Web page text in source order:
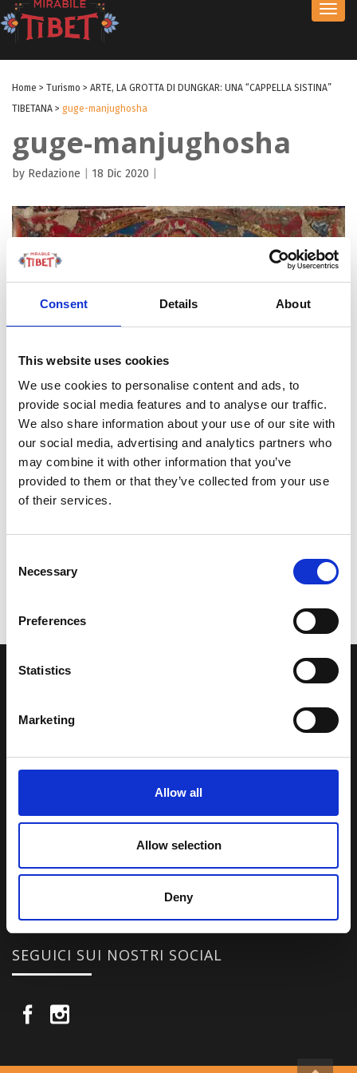
Consent Details About
This website uses cookies
We use cookies to personalise content and ads, to
provide social media features and to analyse our traffic.
We also share information about your use of our site with
our social media, advertising and analytics partners who
may combine it with other information that you’ve
provided to them or that they’ve collected from your use
of their services.
Selection
Necessary
Preferences
Statistics
Marketing
Allow all
Allow selection
Deny
Home > Turismo > ARTE, LA GROTTA DI DUNGKAR: UNA “CAPPELLA SISTINA”
TIBETANA > guge-manjughosha
guge-manjughosha
by Redazione 18 Dic 2020
Una comunità di appassionati della cultura tibetana che hanno
Una regione affascinante, densa di spiritualità che con i suoi
paesaggi e la sua gente è capace di riempire il cuore.
Attraverso i nostri contributi cercheremo agevolare la conoscenza
vicina la possibilità per chiunque voglia – almeno una volta nella vita
SEGUICI SUI NOSTRI SOCIAL